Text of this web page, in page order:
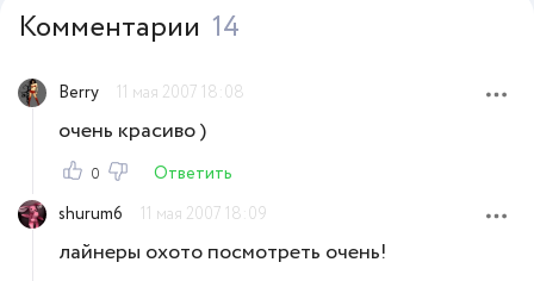
Комментарии 14
Berry 11 мая 2007 18:08
очень красиво )
0
Ответить
shurum6
11 мая 2007 18:09
лайнеры охото посмотреть очень!